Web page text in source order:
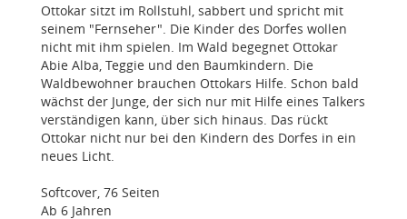
Ottokar sitzt im Rollstuhl, sabbert und spricht mit
seinem "Fernseher". Die Kinder des Dorfes wollen
nicht mit ihm spielen. Im Wald begegnet Ottokar
Abie Alba, Teggie und den Baumkindern. Die
Waldbewohner brauchen Ottokars Hilfe. Schon bald
wächst der Junge, der sich nur mit Hilfe eines Talkers
verständigen kann, über sich hinaus. Das rückt
Ottokar nicht nur bei den Kindern des Dorfes in ein
neues Licht.
Softcover, 76 Seiten
Ab 6 Jahren